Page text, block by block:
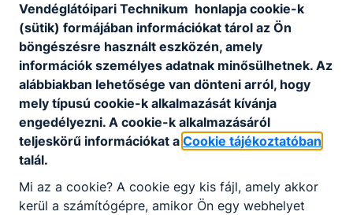
Partnereink
Vendéglátóipari Technikum honlapja cookie-k
(sütik) formájában információkat tárol az Ön
böngészésre használt eszközén, amely
információk személyes adatnak minősülhetnek. Az
alábbiakban lehetősége van dönteni arról, hogy
mely típusú cookie-k alkalmazását kívánja
engedélyezni. A cookie-k alkalmazásáról
teljeskörű információkat a Cookie tájékoztatóban
talál.
Mi az a cookie? A cookie egy kis fájl, amely akkor
kerül a számítógépre, amikor Ön egy webhelyet